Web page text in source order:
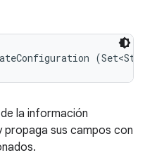
la información
propaga sus campos con